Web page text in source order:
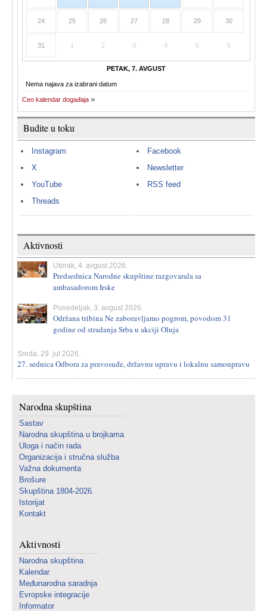
24 25 26 27 28 29 30
31 1 2 3 4 5 6
PETAK, 7. AVGUST
Nema najava za izabrani datum
Ceo kalendar događaja
Budite u toku
Instagram
X
YouTube
Threads
Facebook
Newsletter
RSS feed
Aktivnosti
Utorak, 4. avgust 2026.
Predsednica Narodne skupštine razgovarala sa
ambasadorom Irske
Ponedeljak, 3. avgust 2026.
Održana tribina Ne zaboravljamo pogrom, povodom 31
godine od stradanja Srba u akciji Oluja
Sreda, 29. jul 2026.
27. sednica Odbora za pravosuđe, državnu upravu i lokalnu samoupravu
Narodna skupština
Sastav
Narodna skupština u brojkama
Uloga i način rada
Organizacija i stručna služba
Važna dokumenta
Brošure
Skupština 1804-2026.
Istorijat
Kontakt
Aktivnosti
Narodna skupština
Kalendar
Međunarodna saradnja
Evropske integracije
Informator